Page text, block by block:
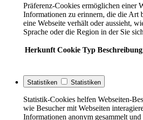
Präferenz-Cookies ermöglichen einer
Informationen zu erinnern, die die Art
eine Webseite verhält oder aussieht,
Sprache oder die Region in der Sie
Herkunft Cookie Typ Beschreibung
Statistiken Statistiken
Statistik-Cookies helfen Webseiten-
wie Besucher mit Webseiten
Informationen anonym gesammelt und